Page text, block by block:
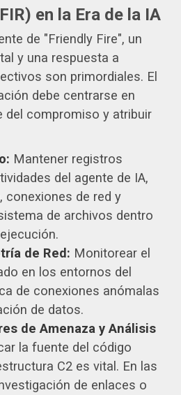
en la Era de la IA
de "Friendly Fire", un
y una respuesta a
son primordiales. El
debe centrarse en
del compromiso y atribuir
Mantener registros
del agente de IA,
conexiones de red y
de archivos dentro
de Red: Monitorear el
en los entornos del
de conexiones anómalas
de datos.
de Amenaza y Análisis
la fuente del código
C2 es vital. En las
de enlaces o